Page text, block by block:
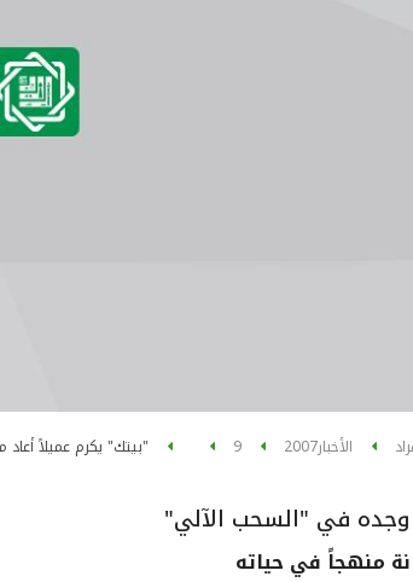
الأخبار2007
9 "بيتك" يكرم عميلاً
وجده في "السحب الآلي"
منهجاً في حياته